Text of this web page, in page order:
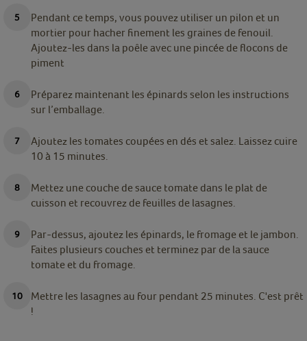
Pendant ce temps, vous pouvez utiliser un pilon et un
mortier pour hacher finement les graines de fenouil.
Ajoutez-les dans la poêle avec une pincée de flocons de
piment
Préparez maintenant les épinards selon les instructions
sur l’emballage.
Ajoutez les tomates coupées en dés et salez. Laissez cuire
10 à 15 minutes.
Mettez une couche de sauce tomate dans le plat de
cuisson et recouvrez de feuilles de lasagnes.
Par-dessus, ajoutez les épinards, le fromage et le jambon.
Faites plusieurs couches et terminez par de la sauce
tomate et du fromage.
Mettre les lasagnes au four pendant 25 minutes. C'est prêt
!